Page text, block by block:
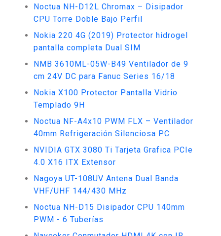
Noctua NH-D12L Chromax – Disipador
CPU Torre Doble Bajo Perfil
Nokia 220 4G (2019) Protector hidrogel
pantalla completa Dual SIM
NMB 3610ML-05W-B49 Ventilador de 9
cm 24V DC para Fanuc Series 16/18
Nokia X100 Protector Pantalla Vidrio
Templado 9H
Noctua NF-A4x10 PWM FLX – Ventilador
40mm Refrigeración Silenciosa PC
NVIDIA GTX 3080 Ti Tarjeta Grafica PCIe
4.0 X16 ITX Extensor
Nagoya UT-108UV Antena Dual Banda
VHF/UHF 144/430 MHz
Noctua NH-D15 Disipador CPU 140mm
PWM - 6 Tuberías